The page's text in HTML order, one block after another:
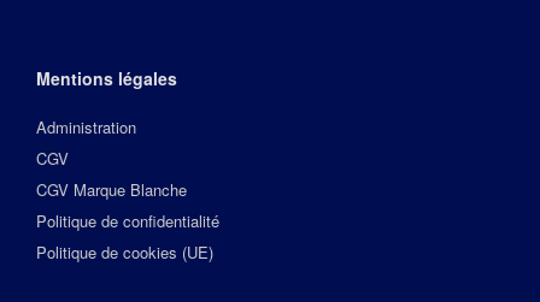
Mentions légales
Administration
CGV
CGV Marque Blanche
Politique de confidentialité
Politique de cookies (UE)